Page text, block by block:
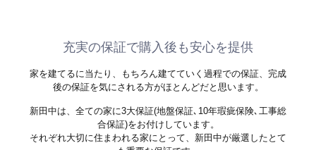
充実の保証で購入後も安心を提供
家を建てるに当たり、もちろん建てていく過程での保証、完成
後の保証を気にされる方がほとんどだと思います。
新田中は、全ての家に3大保証(地盤保証､10年瑕疵保険､工事総
合保証)をお付けしています。
それぞれ大切に住まわれる家にとって、新田中が厳選したとて